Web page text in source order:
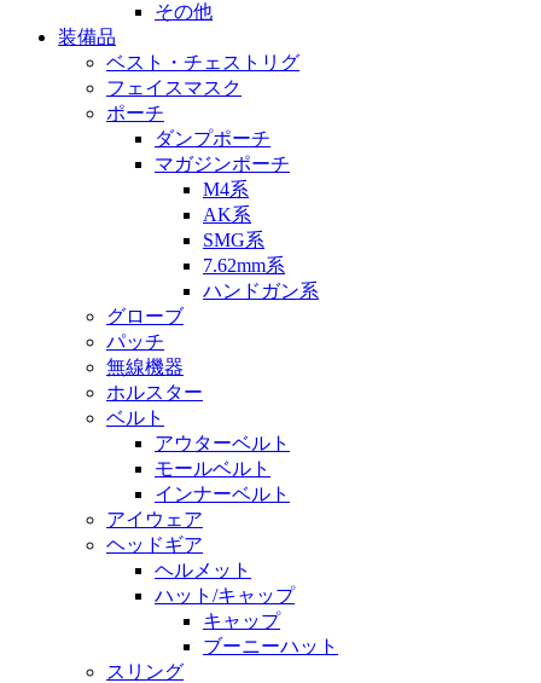
その他
装備品
ベスト・チェストリグ
フェイスマスク
ポーチ
ダンプポーチ
マガジンポーチ
M4系
AK系
SMG系
7.62mm系
ハンドガン系
グローブ
パッチ
無線機器
ホルスター
ベルト
アウターベルト
モールベルト
インナーベルト
アイウェア
ヘッドギア
ヘルメット
ハット/キャップ
キャップ
ブーニーハット
スリング